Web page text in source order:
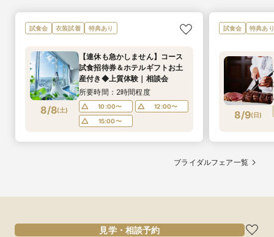
試食会 衣装試着 特典あり
8/8(土)
【連休も急かしません】コース
試食招待券＆ホテルギフトお土
産付き◆上質体験｜相談会
所要時間：2時間程度
10:00〜
12:00〜
15:00〜
試食会 特典あり
8/9(日)
ブライダルフェア一覧
見学・相談予約